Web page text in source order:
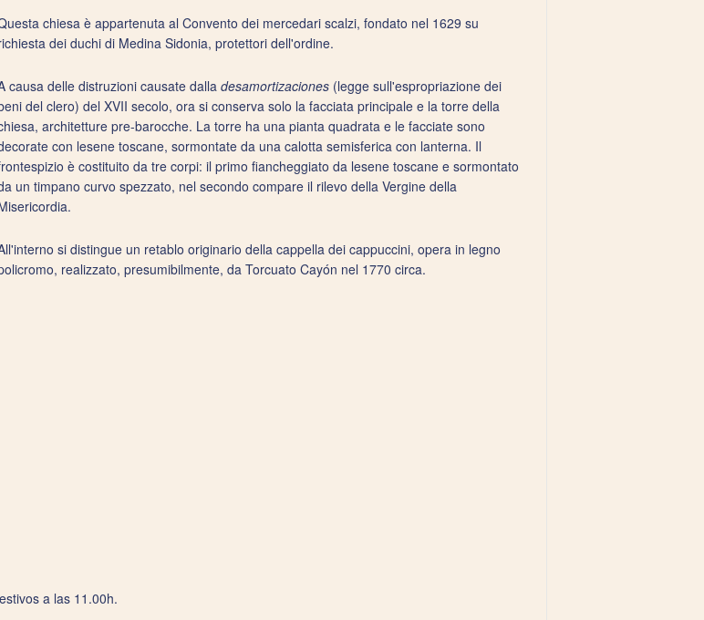
chiesa è appartenuta al Convento dei mercedari scalzi, fondato nel 1629 su
dei duchi di Medina Sidonia, protettori dell'ordine.
causa delle distruzioni causate dalla desamortizaciones (legge sull'espropriazione dei
del clero) del XVII secolo, ora si conserva solo la facciata principale e la torre della
architetture pre-barocche. La torre ha una pianta quadrata e le facciate sono
con lesene toscane, sormontate da una calotta semisferica con lanterna. Il
è costituito da tre corpi: il primo fiancheggiato da lesene toscane e sormontato
un timpano curvo spezzato, nel secondo compare il rilevo della Vergine della
si distingue un retablo originario della cappella dei cappuccini, opera in legno
realizzato, presumibilmente, da Torcuato Cayón nel 1770 circa.
a las 11.00h.